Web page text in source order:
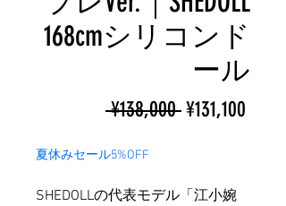
168cmシリコンド
ール
¥138,000 ราคา
¥131,100
夏休みセール5%OFF
SHEDOLLの代表モデル「江小婉